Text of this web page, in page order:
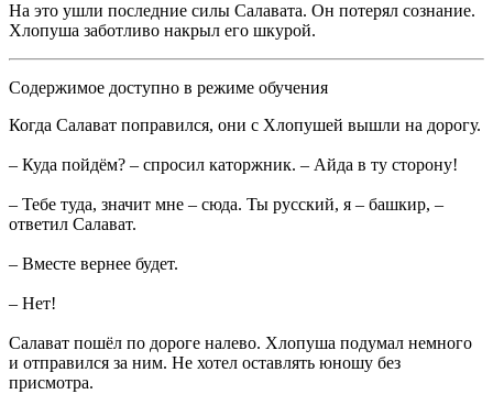
На это ушли последние силы Салавата. Он потерял сознание.
Хлопуша заботливо накрыл его шкурой.
Содержимое доступно в режиме обучения
Когда Салават поправился, они с Хлопушей вышли на дорогу.
– Куда пойдём? – спросил каторжник. – Айда в ту сторону!
– Тебе туда, значит мне – сюда. Ты русский, я – башкир, –
ответил Салават.
– Вместе вернее будет.
– Нет!
Салават пошёл по дороге налево. Хлопуша подумал немного
и отправился за ним. Не хотел оставлять юношу без
присмотра.